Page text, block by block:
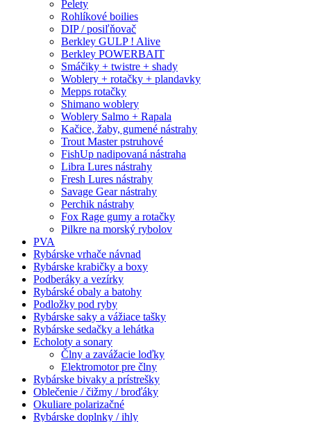
Pelety
Rohlíkové boilies
DIP / posiľňovač
Berkley GULP ! Alive
Berkley POWERBAIT
Smáčiky + twistre + shady
Woblery + rotačky + plandavky
Mepps rotačky
Shimano woblery
Woblery Salmo + Rapala
Kačice, žaby, gumené nástrahy
Trout Master pstruhové
FishUp nadipovaná nástraha
Libra Lures nástrahy
Fresh Lures nástrahy
Savage Gear nástrahy
Perchik nástrahy
Fox Rage gumy a rotačky
Pilkre na morský rybolov
PVA
Rybárske vrhače návnad
Rybárske krabičky a boxy
Podberáky a vezírky
Rybárské obaly a batohy
Podložky pod ryby
Rybárske saky a vážiace tašky
Rybárske sedačky a lehátka
Echoloty a sonary
Člny a zavážacie loďky
Elektromotor pre člny
Rybárske bivaky a prístrešky
Oblečenie / čižmy / broďáky
Okuliare polarizačné
Rybárske doplnky / ihly